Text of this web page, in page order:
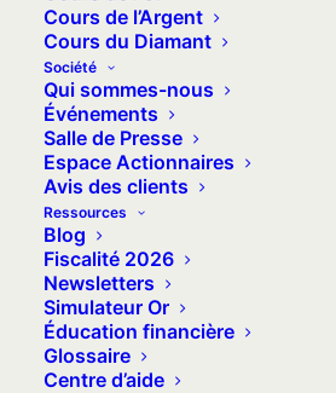
Cours de l’Argent
Cours du Diamant
Société
Qui sommes-nous
Événements
Salle de Presse
Espace Actionnaires
Avis des clients
Ressources
Blog
Fiscalité 2026
Newsletters
Simulateur Or
Éducation financière
Glossaire
Centre d’aide
9 mai 2023
Dollar numérique
MNBC menace-
notre vie privée ?
Depuis plusieurs années,
centrales étudient la